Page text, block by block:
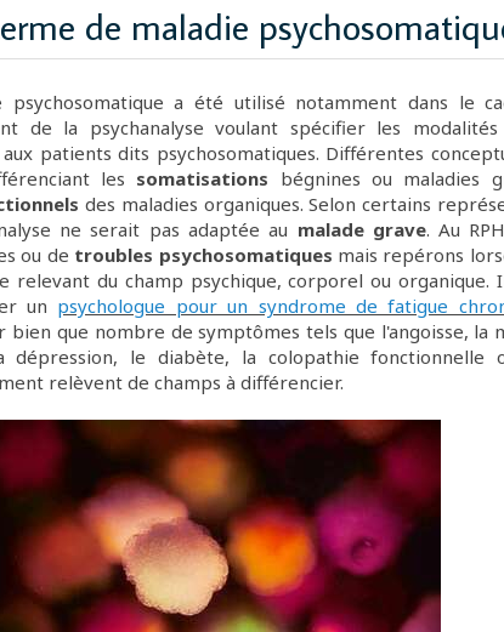
de maladie
a été utilisé notamment dans le
de la psychanalyse voulant spécifier les
patients dits psychosomatiques. Différentes
les somatisations bégnines ou maladies
des maladies organiques. Selon certains
ne serait pas adaptée au malade grave. Au
ou de troubles psychosomatiques mais repérons
relevant du champ psychique, corporel ou organique.
un psychologue pour un syndrome de fatigue
bien que nombre de symptômes tels que l'angoisse, la
dépression, le diabète, la colopathie fonctionnelle
relèvent de champs à différencier.